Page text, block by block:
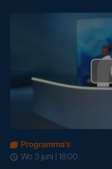
Programma's
wo 3 juni | 18:00